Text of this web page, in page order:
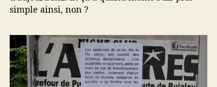
simple ainsi, non ?